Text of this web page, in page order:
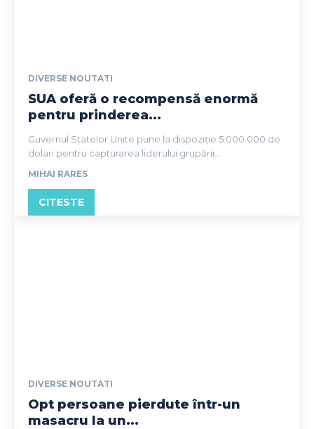
DIVERSE NOUTATI
SUA oferă o recompensă enormă
pentru prinderea...
Guvernul Statelor Unite pune la dispoziție 5.000.000 de
dolari pentru capturarea liderului grupării...
MIHAI RARES
CITESTE
DIVERSE NOUTATI
Opt persoane pierdute într-un
masacru la un...